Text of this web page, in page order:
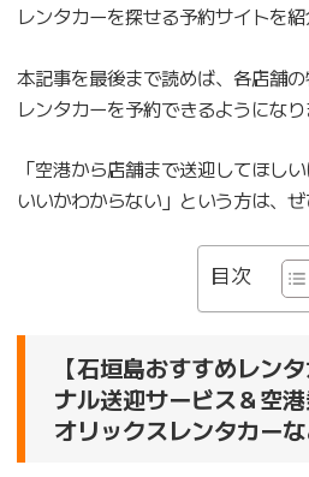
レンタカーを探せる予約サイトを紹
本記事を最後まで読めば、各店舗
レンタカーを予約できるようになり
「空港から店舗まで送迎してほし
いいかわからない」という方は、
目次
【石垣島おすすめレン
ナル送迎サービス＆空港
オリックスレンタカー